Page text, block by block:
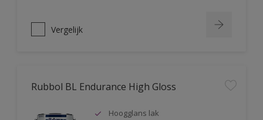
Vergelijk
Rubbol BL Endurance High Gloss
Hoogglans lak